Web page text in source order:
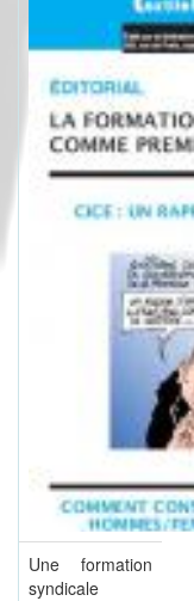
Une formation
syndicale